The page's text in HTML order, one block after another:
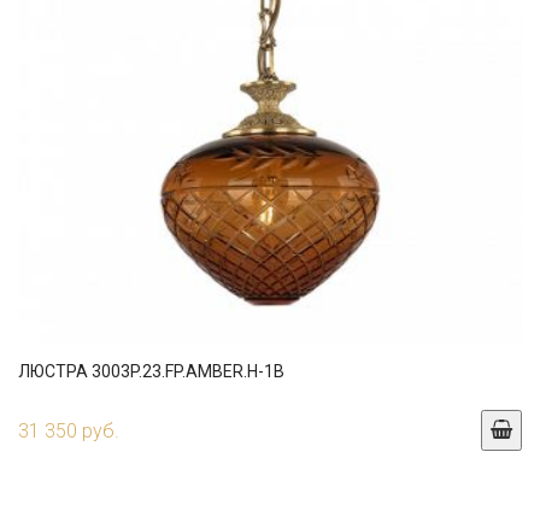
ЛЮСТРА 3003P.23.FP.AMBER.H-1B
31 350 руб.